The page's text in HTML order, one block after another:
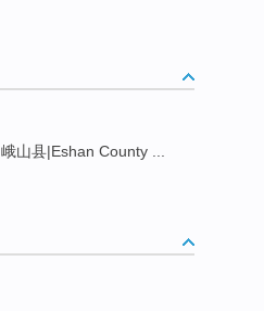
峨山县|Eshan County ...